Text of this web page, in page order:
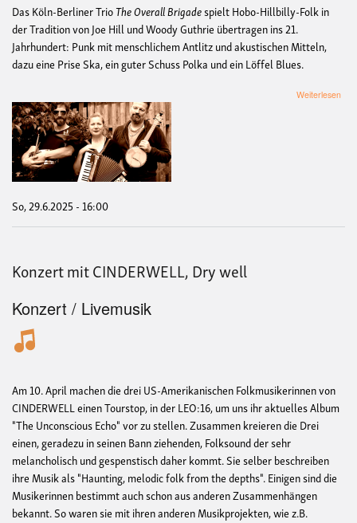
Das Köln-Berliner TrioThe Overall Brigadespielt Hobo-Hillbilly-Folk in
der Tradition von Joe Hill und Woody Guthrie übertragen ins 21.
Jahrhundert: Punk mit menschlichem Antlitz und akustischen Mitteln,
dazu eine Prise Ska, ein guter Schuss Polka und ein Löffel Blues.
Weiterlesen
So, 29.6.2025 - 16:00
Konzert mit CINDERWELL, Dry well
Konzert / Livemusik
Am 10. April machen die drei US-Amerikanischen Folkmusikerinnen von
CINDERWELL einen Tourstop, in der LEO:16, um uns ihr aktuelles Album
"The Unconscious Echo" vor zu stellen. Zusammen kreieren die Drei
einen, geradezu in seinen Bann ziehenden, Folksound der sehr
melancholisch und gespenstisch daher kommt. Sie selber beschreiben
ihre Musik als "Haunting, melodic folk from the depths". Einigen sind die
Musikerinnen bestimmt auch schon aus anderen Zusammenhängen
bekannt. So waren sie mit ihren anderen Musikprojekten, wie z.B.